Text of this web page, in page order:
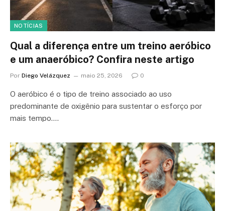
NOTÍCIAS
Qual a diferença entre um treino aeróbico
e um anaeróbico? Confira neste artigo
Por Diego Velázquez maio 25, 2026 0
O aeróbico é o tipo de treino associado ao uso
predominante de oxigênio para sustentar o esforço por
mais tempo.…